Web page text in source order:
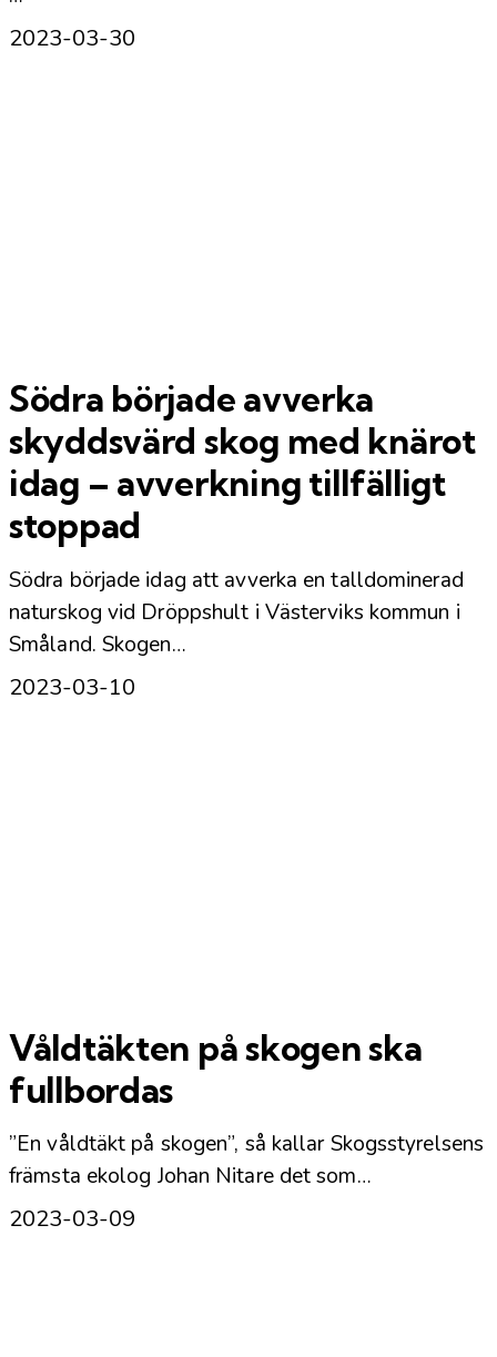
2023-03-30
Södra började avverka
skyddsvärd skog med knärot
idag – avverkning tillfälligt
stoppad
Södra började idag att avverka en talldominerad
naturskog vid Dröppshult i Västerviks kommun i
Småland. Skogen…
2023-03-10
Våldtäkten på skogen ska
fullbordas
”En våldtäkt på skogen”, så kallar Skogsstyrelsens
främsta ekolog Johan Nitare det som…
2023-03-09